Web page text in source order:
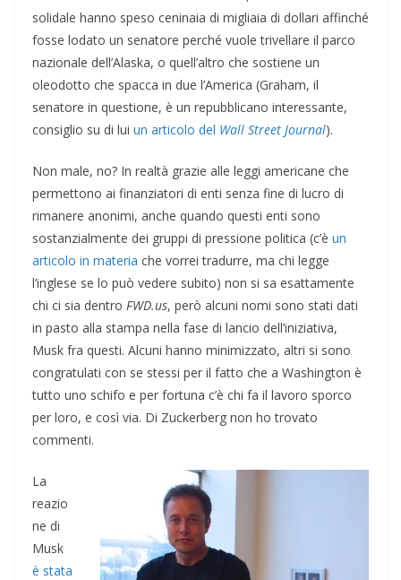
solidale hanno speso ceninaia di migliaia di dollari affinché
fosse lodato un senatore perché vuole trivellare il parco
nazionale dell’Alaska, o quell’altro che sostiene un
oleodotto che spacca in due l’America (Graham, il
senatore in questione, è un repubblicano interessante,
consiglio su di lui un articolo del Wall Street Journal).
Non male, no? In realtà grazie alle leggi americane che
permettono ai finanziatori di enti senza fine di lucro di
rimanere anonimi, anche quando questi enti sono
sostanzialmente dei gruppi di pressione politica (c’è un
articolo in materia che vorrei tradurre, ma chi legge
l’inglese se lo può vedere subito) non si sa esattamente
chi ci sia dentro FWD.us, però alcuni nomi sono stati dati
in pasto alla stampa nella fase di lancio dell’iniziativa,
Musk fra questi. Alcuni hanno minimizzato, altri si sono
congratulati con se stessi per il fatto che a Washington è
tutto uno schifo e per fortuna c’è chi fa il lavoro sporco
per loro, e così via. Di Zuckerberg non ho trovato
commenti.
La
reazio
ne di
Musk
è stata